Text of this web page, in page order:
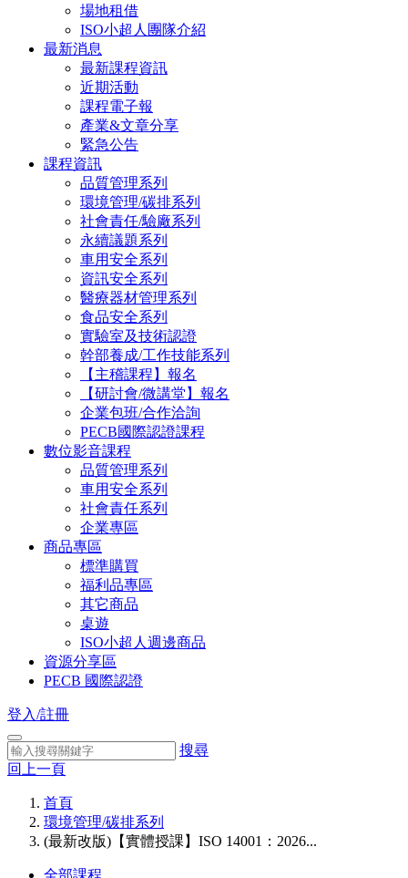
場地租借
ISO小超人團隊介紹
最新消息
最新課程資訊
近期活動
課程電子報
產業&文章分享
緊急公告
課程資訊
品質管理系列
環境管理/碳排系列
社會責任/驗廠系列
永續議題系列
車用安全系列
資訊安全系列
醫療器材管理系列
食品安全系列
實驗室及技術認證
幹部養成/工作技能系列
【主稽課程】報名
【研討會/微講堂】報名
企業包班/合作洽詢
PECB國際認證課程
數位影音課程
品質管理系列
車用安全系列
社會責任系列
企業專區
商品專區
標準購買
福利品專區
其它商品
桌遊
ISO小超人週邊商品
資源分享區
PECB 國際認證
登入/註冊
搜尋
回上一頁
首頁
環境管理/碳排系列
(最新改版)【實體授課】ISO 14001：2026...
全部課程